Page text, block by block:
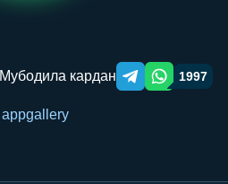
Мубодила кардан Telegram orqali
WhatsApp
1997